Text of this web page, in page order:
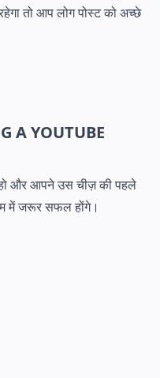
तो आप लोग पोस्ट को अच्छे
A YOUTUBE
और आपने उस चीज़ की पहले
में जरूर सफल होंगे।